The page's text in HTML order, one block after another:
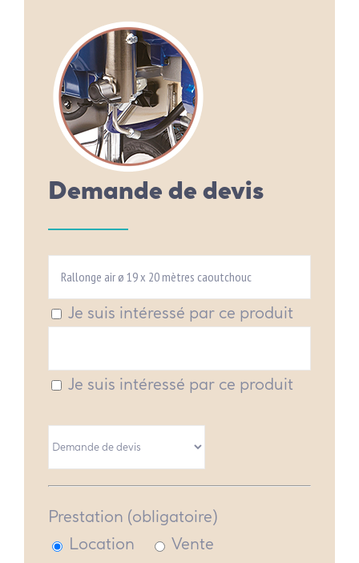
Demande de devis
Je suis intéressé par ce produit
Je suis intéressé par ce produit
Prestation (obligatoire)
Location
Vente